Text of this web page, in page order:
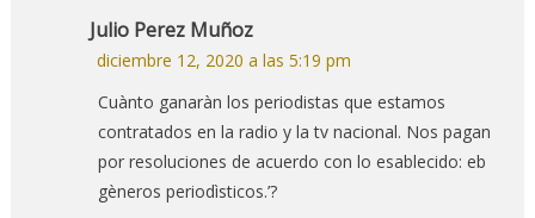
Julio Perez Muñoz
diciembre 12, 2020 a las 5:19 pm
Cuànto ganaràn los periodistas que estamos
contratados en la radio y la tv nacional. Nos pagan
por resoluciones de acuerdo con lo esablecido: eb
gèneros periodìsticos.’?